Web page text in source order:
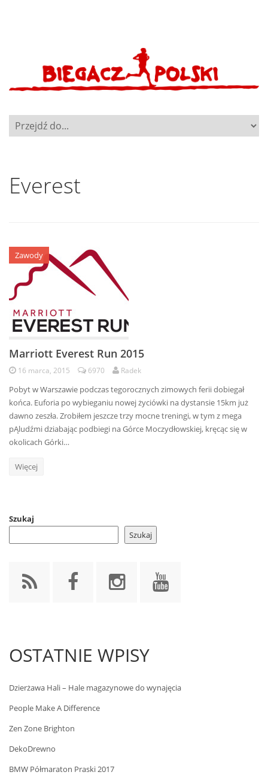
Everest
Zawody
Marriott Everest Run 2015
16 marca, 2015 6970 Radek
Pobyt w Warszawie podczas tegorocznych zimowych ferii dobiegał
końca. Euforia po wybieganiu nowej życiówki na dystansie 15km już
dawno zeszła. Zrobiłem jeszcze trzy mocne treningi, w tym z mega
pĄludźmi dziabając podbiegi na Górce Moczydłowskiej, kręcąc się w
okolicach Górki…
Więcej
Szukaj
Szukaj
OSTATNIE WPISY
Dzierżawa Hali – Hale magazynowe do wynajęcia
People Make A Difference
Zen Zone Brighton
DekoDrewno
BMW Półmaraton Praski 2017